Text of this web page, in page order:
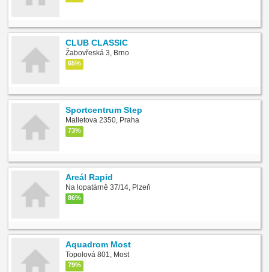
CLUB CLASSIC
Žabovřeská 3, Brno
65%
Sportcentrum Step
Malletova 2350, Praha
73%
Areál Rapid
Na lopatárně 37/14, Plzeň
86%
Aquadrom Most
Topolová 801, Most
79%